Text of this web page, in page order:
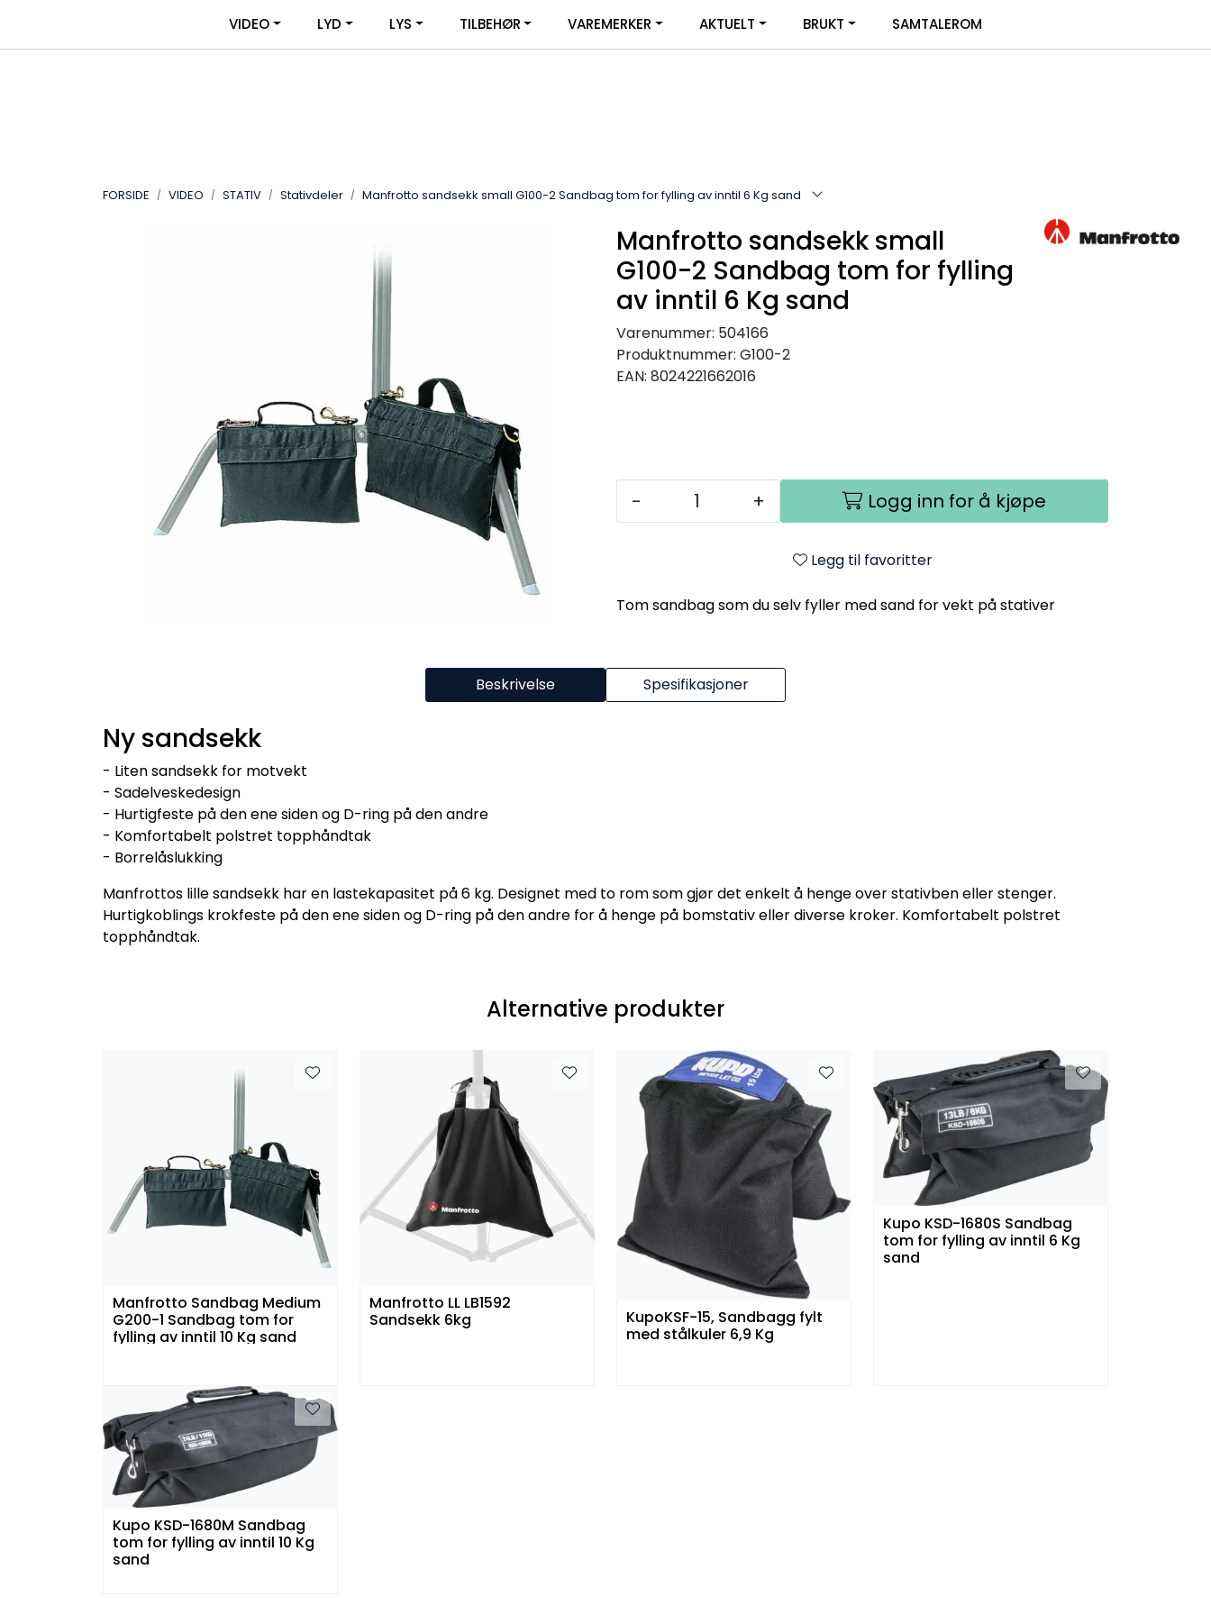
OM VIDEOUTSTYR | KONTAKT OSS SERVICE | FACEBOOK Infosenter Favoritter
VIDEO LYD LYS TILBEHØR VAREMERKER AKTUELT BRUKT SAMTALEROM
FORSIDE VIDEO STATIV Stativdeler Manfrotto sandsekk small G100-2 Sandbag tom for fylling av inntil 6 Kg sand
Manfrotto sandsekk small
G100-2 Sandbag tom for fylling
av inntil 6 Kg sand
Varenummer: 504166
Produktnummer: G100-2
EAN: 8024221662016
- + Logg inn for å kjøpe
Legg til favoritter
Tom sandbag som du selv fyller med sand for vekt på stativer
Beskrivelse Spesifikasjoner
Ny sandsekk
- Liten sandsekk for motvekt
- Sadelveskedesign
- Hurtigfeste på den ene siden og D-ring på den andre
- Komfortabelt polstret topphåndtak
- Borrelåslukking
Manfrottos lille sandsekk har en lastekapasitet på 6 kg. Designet med to rom som gjør det enkelt å henge over stativben eller stenger.
Hurtigkoblings krokfeste på den ene siden og D-ring på den andre for å henge på bomstativ eller diverse kroker. Komfortabelt polstret
topphåndtak.
Alternative produkter
Manfrotto Sandbag Medium
G200-1 Sandbag tom for
fylling av inntil 10 Kg sand
Manfrotto LL LB1592
Sandsekk 6kg
KupoKSF-15, Sandbagg fylt
med stålkuler 6,9 Kg
Kupo KSD-1680S Sandbag
tom for fylling av inntil 6 Kg
sand
Kupo KSD-1680M Sandbag
tom for fylling av inntil 10 Kg
sand